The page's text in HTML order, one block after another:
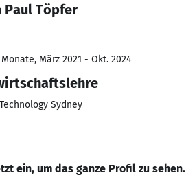
Paul Töpfer
März 2021 - Okt. 2024
Sydney
ein, um das ganze Profil zu sehen.